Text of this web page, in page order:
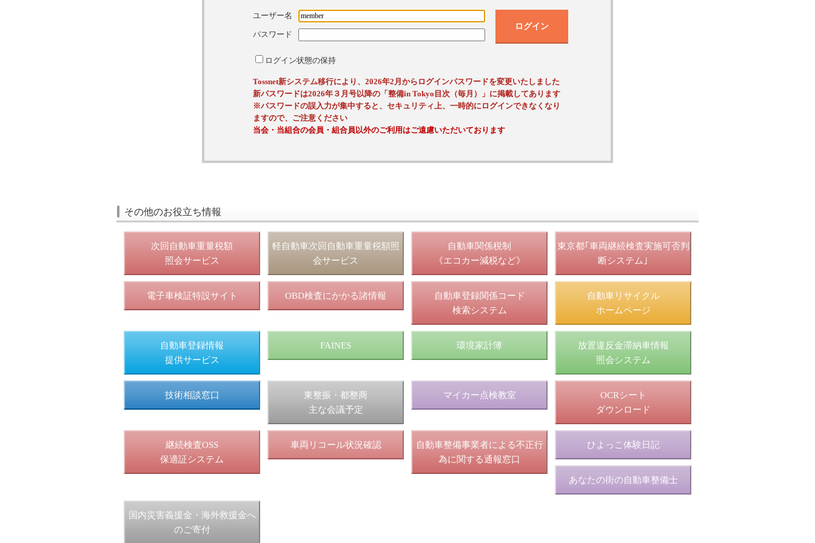
ユーザー名
パスワード
ログイン状態の保持
ログイン
Tossnet新システム移行により、2026年2月からログインパスワードを変更いたしました
新パスワードは2026年３月号以降の「整備in Tokyo目次（毎月）」に掲載してあります
※パスワードの誤入力が集中すると、セキュリティ上、一時的にログインできなくなり
ますので、ご注意ください
当会・当組合の会員・組合員以外のご利用はご遠慮いただいております
その他のお役立ち情報
次回自動車重量税額
照会サービス
軽自動車次回自動車重量税額照
会サービス
自動車関係税制
《エコカー減税など》
東京都｢車両継続検査実施可否判
断システム｣
電子車検証特設サイト OBD検査にかかる諸情報
自動車登録関係コード
検索システム
自動車リサイクル
ホームページ
自動車登録情報
提供サービス
FAINES 環境家計簿
放置違反金滞納車情報
照会システム
技術相談窓口
東整振・都整商
主な会議予定
マイカー点検教室
OCRシート
ダウンロード
継続検査OSS
保適証システム
車両リコール状況確認
自動車整備事業者による不正行
為に関する通報窓口
ひよっこ体験日記
あなたの街の自動車整備士
国内災害義援金・海外救援金へ
のご寄付